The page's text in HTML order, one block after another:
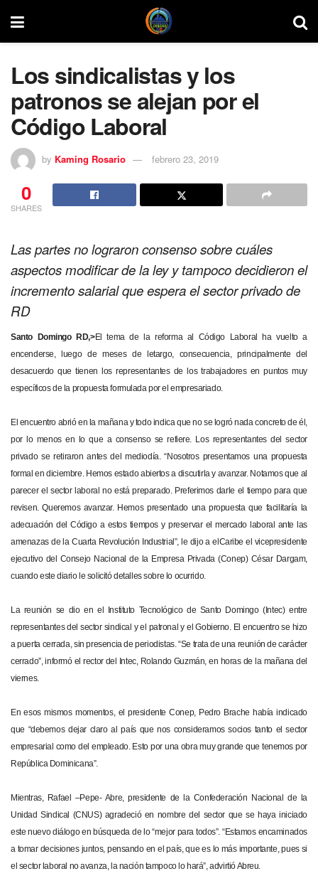
Los sindicalistas y los
patronos se alejan por el
Código Laboral
by Kaming Rosario febrero 23, 2019
0
SHARES
Las partes no lograron consenso sobre cuáles
aspectos modificar de la ley y tampoco decidieron el
incremento salarial que espera el sector privado de
RD
Santo Domingo RD,>El tema de la reforma al Código Laboral ha vuelto a
encenderse, luego de meses de letargo, consecuencia, principalmente del
desacuerdo que tienen los representantes de los trabajadores en puntos muy
específicos de la propuesta formulada por el empresariado.
El encuentro abrió en la mañana y todo indica que no se logró nada concreto de él,
por lo menos en lo que a consenso se refiere. Los representantes del sector
privado se retiraron antes del mediodía. “Nosotros presentamos una propuesta
formal en diciembre. Hemos estado abiertos a discutirla y avanzar. Notamos que al
parecer el sector laboral no está preparado. Preferimos darle el tiempo para que
revisen. Queremos avanzar. Hemos presentado una propuesta que facilitaría la
adecuación del Código a estos tiempos y preservar el mercado laboral ante las
amenazas de la Cuarta Revolución Industrial”, le dijo a elCaribe el vicepresidente
ejecutivo del Consejo Nacional de la Empresa Privada (Conep) César Dargam,
cuando este diario le solicitó detalles sobre lo ocurrido.
La reunión se dio en el Instituto Tecnológico de Santo Domingo (Intec) entre
representantes del sector sindical y el patronal y el Gobierno. El encuentro se hizo
a puerta cerrada, sin presencia de periodistas. “Se trata de una reunión de carácter
cerrado”, informó el rector del Intec, Rolando Guzmán, en horas de la mañana del
viernes.
En esos mismos momentos, el presidente Conep, Pedro Brache había indicado
que “debemos dejar claro al país que nos consideramos socios tanto el sector
empresarial como del empleado. Esto por una obra muy grande que tenemos por
República Dominicana”.
Mientras, Rafael –Pepe- Abre, presidente de la Confederación Nacional de la
Unidad Sindical (CNUS) agradeció en nombre del sector que se haya iniciado
este nuevo diálogo en búsqueda de lo “mejor para todos”. “Estamos encaminados
a tomar decisiones juntos, pensando en el país, que es lo más importante, pues si
el sector laboral no avanza, la nación tampoco lo hará”, advirtió Abreu.